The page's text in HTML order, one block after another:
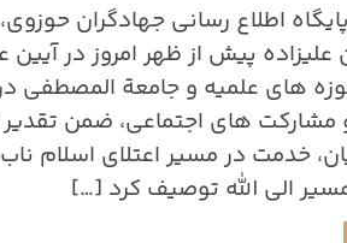
اطلاع رسانی جهادگران
علیزاده پیش از ظهر امروز در
های علمیه و جامعة المصطفی
مشارکت های اجتماعی، ضمن تقدیر
خدمت در مسیر اعتلای اسلام ناب
الی الله توصیف کرد […]